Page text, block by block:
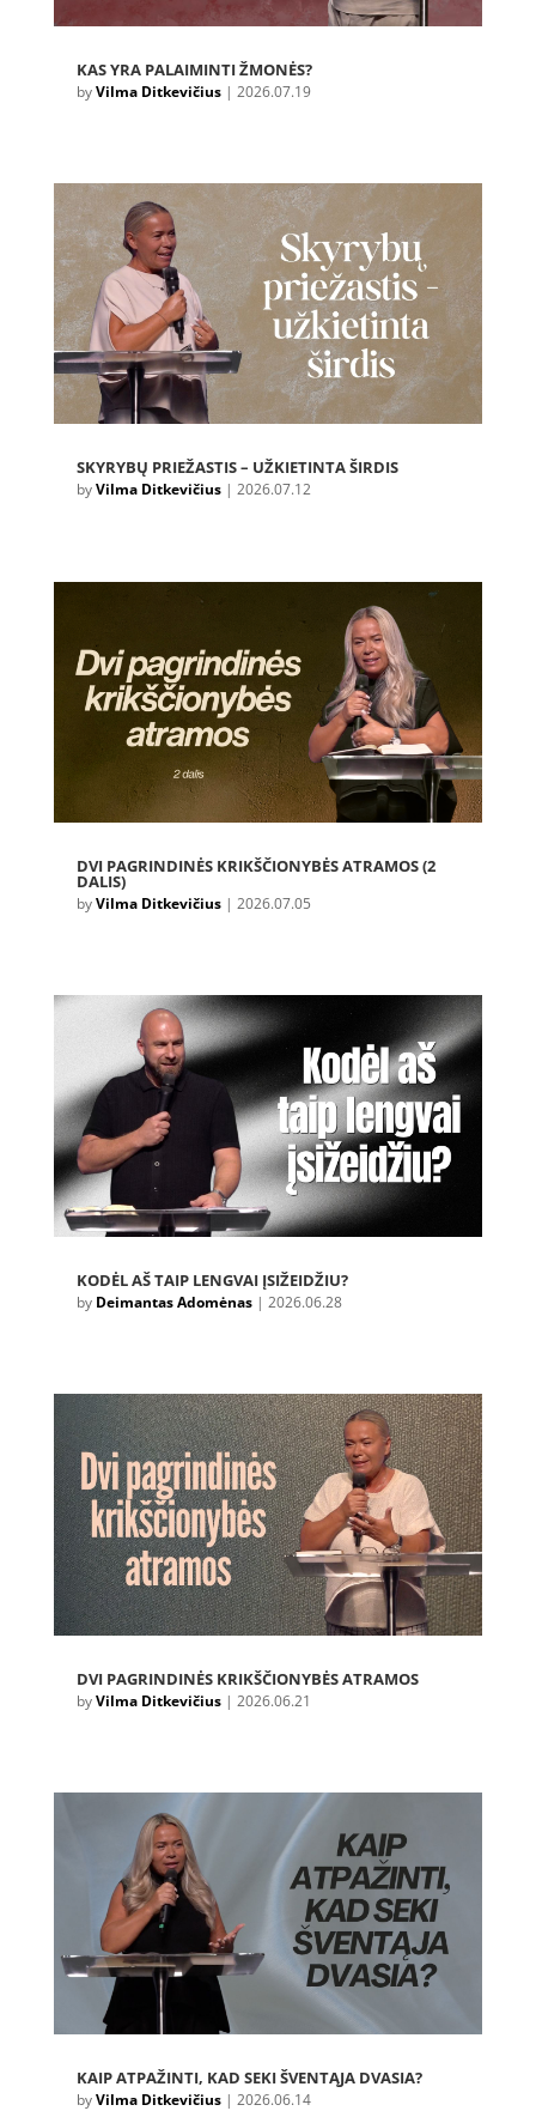
KAS YRA PALAIMINTI ŽMONĖS?
byVilma Ditkevičius| 2026.07.19
SKYRYBŲ PRIEŽASTIS – UŽKIETINTA ŠIRDIS
byVilma Ditkevičius| 2026.07.12
DVI PAGRINDINĖS KRIKŠČIONYBĖS ATRAMOS (2
DALIS)
byVilma Ditkevičius| 2026.07.05
KODĖL AŠ TAIP LENGVAI ĮSIŽEIDŽIU?
by Deimantas Adomėnas| 2026.06.28
DVI PAGRINDINĖS KRIKŠČIONYBĖS ATRAMOS
byVilma Ditkevičius| 2026.06.21
KAIP ATPAŽINTI, KAD SEKI ŠVENTĄJA DVASIA?
byVilma Ditkevičius| 2026.06.14